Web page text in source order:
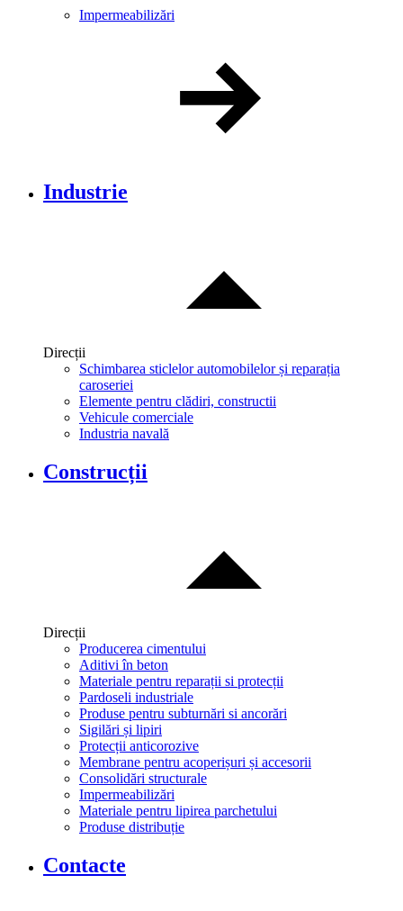
Impermeabilizări
Industrie
Direcții
Schimbarea sticlelor automobilelor și reparația
caroseriei
Elemente pentru clădiri, constructii
Vehicule comerciale
Industria navală
Construcții
Direcții
Producerea cimentului
Aditivi în beton
Materiale pentru reparații si protecții
Pardoseli industriale
Produse pentru subturnări si ancorări
Sigilări și lipiri
Protecții anticorozive
Membrane pentru acoperișuri și accesorii
Consolidări structurale
Impermeabilizări
Materiale pentru lipirea parchetului
Produse distribuție
Contacte